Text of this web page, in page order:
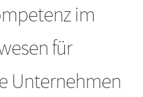
im
für
Unternehmen